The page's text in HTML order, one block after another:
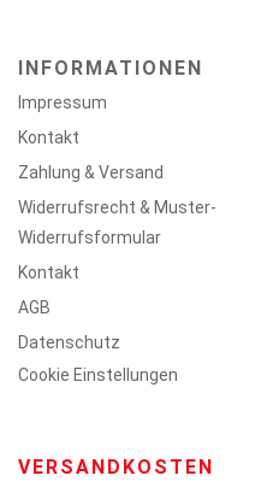
INFORMATIONEN
Impressum
Kontakt
Zahlung & Versand
Widerrufsrecht & Muster-
Widerrufsformular
Kontakt
AGB
Datenschutz
Cookie Einstellungen
VERSANDKOSTEN